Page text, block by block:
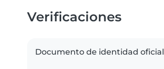
Verificaciones
Documento de identidad oficial